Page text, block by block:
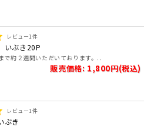
レビュー1件
いぶき20P
で約２週間いただいております。..
販売価格: 1,800円(税込)
レビュー1件
ぶき